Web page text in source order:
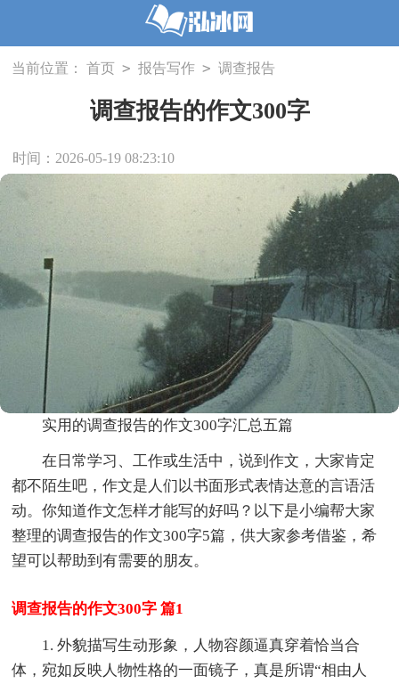
当前位置： 首页 > 报告写作 > 调查报告
调查报告的作文300字
时间：2026-05-19 08:23:10
实用的调查报告的作文300字汇总五篇
在日常学习、工作或生活中，说到作文，大家肯定
都不陌生吧，作文是人们以书面形式表情达意的言语活
动。你知道作文怎样才能写的好吗？以下是小编帮大家
整理的调查报告的作文300字5篇，供大家参考借鉴，希
望可以帮助到有需要的朋友。
调查报告的作文300字 篇1
1. 外貌描写生动形象，人物容颜逼真穿着恰当合
体，宛如反映人物性格的一面镜子，真是所谓“相由人